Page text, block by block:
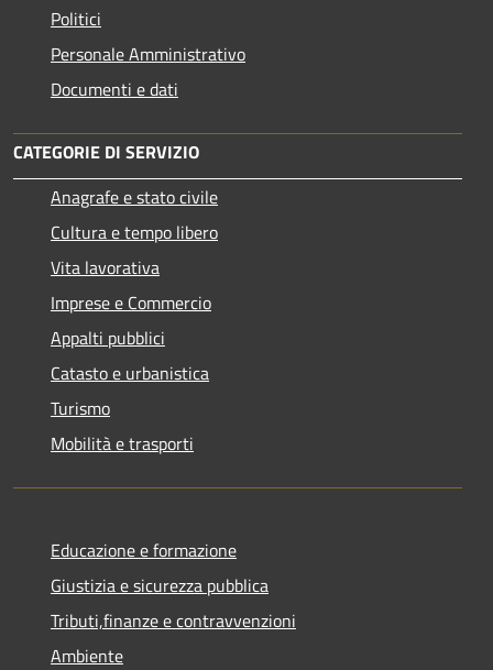
Politici
Personale Amministrativo
Documenti e dati
CATEGORIE DI SERVIZIO
Anagrafe e stato civile
Cultura e tempo libero
Vita lavorativa
Imprese e Commercio
Appalti pubblici
Catasto e urbanistica
Turismo
Mobilità e trasporti
Educazione e formazione
Giustizia e sicurezza pubblica
Tributi,finanze e contravvenzioni
Ambiente